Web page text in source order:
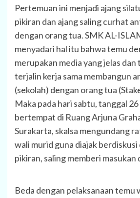
Pertemuan ini menjadi ajang
pikiran dan ajang saling curhat
dengan orang tua. SMK AL-
menyadari hal itu bahwa temu
merupakan media yang jelas dan
terjalin kerja sama membangun
(sekolah) dengan orang tua
Maka pada hari sabtu, tanggal
bertempat di Ruang Arjuna
Surakarta, skalsa mengundang
wali murid guna diajak
pikiran, saling memberi masukan
Beda dengan pelaksanaan temu